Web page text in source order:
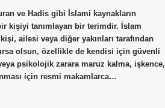
ve Hadis gibi İslami kaynakların
kişiyi tanımlayan bir terimdir. İslam
ailesi veya diğer yakınları tarafından
olsun, özellikle de kendisi için güvenli
psikolojik zarara maruz kalma, işkence,
için resmi makamlarca…